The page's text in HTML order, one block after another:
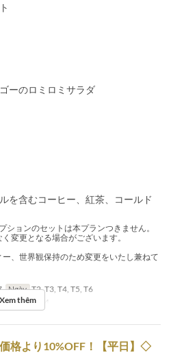
ト
ーのロミロミサラダ
を含むコーヒー、紅茶、コールド
ションのセットは本プランつきません。
変更となる場合がございます。
、世界観保持のため変更をいたし兼ねて
Ngày T2, T3, T4, T5, T6
dặt món ~ 4
Xem thêm
格より10%OFF！【平日】◇